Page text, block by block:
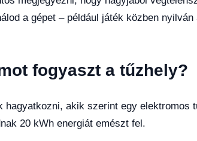
a gépet – például játék közben
fogyaszt a tűzhely?
hagyatkozni, akik szerint egy elektromos
20 kWh energiát emészt fel.